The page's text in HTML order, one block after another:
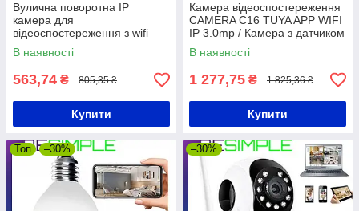
Вулична поворотна IP
камера для
відеоспостереження з wifi
CAMERA CAM 6 / Камера
відеоспостереження вулична
В наявності
563,74 ₴ 805,35 ₴
Купити
Камера відеоспостереження
CAMERA C16 TUYA APP WIFI
IP 3.0mp / Камера з датчиком
руху
В наявності
1 277,75 ₴ 1 825,36 ₴
Купити
Топ –30% –30%